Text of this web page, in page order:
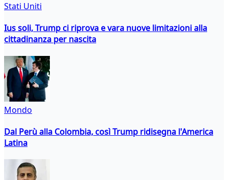
Stati Uniti
Ius soli, Trump ci riprova e vara nuove limitazioni alla
cittadinanza per nascita
Mondo
Dal Perù alla Colombia, così Trump ridisegna l'America
Latina